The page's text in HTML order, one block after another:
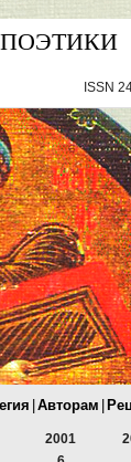
ISSN
Авторам
2001